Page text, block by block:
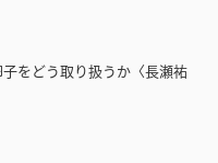
どう取り扱うか〈長瀬祐